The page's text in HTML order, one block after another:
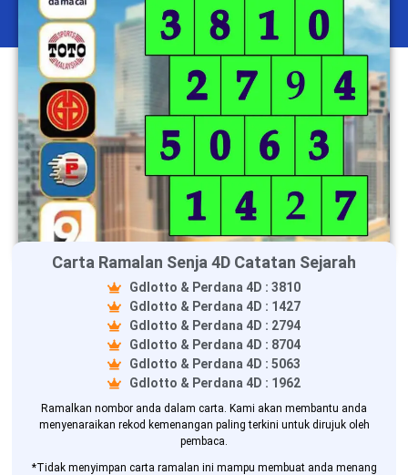
Carta Ramalan Senja 4D Catatan Sejarah
Gdlotto & Perdana 4D : 3810
Gdlotto & Perdana 4D : 1427
Gdlotto & Perdana 4D : 2794
Gdlotto & Perdana 4D : 8704
Gdlotto & Perdana 4D : 5063
Gdlotto & Perdana 4D : 1962
Ramalkan nombor anda dalam carta. Kami akan membantu anda
menyenaraikan rekod kemenangan paling terkini untuk dirujuk oleh
pembaca.
*Tidak menyimpan carta ramalan ini mampu membuat anda menang